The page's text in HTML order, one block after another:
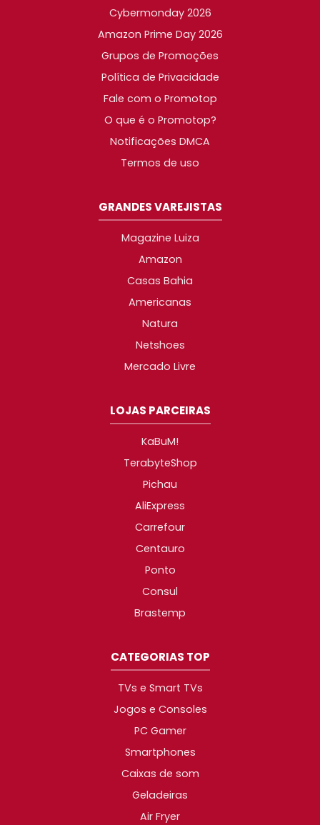
Cybermonday 2026
Amazon Prime Day 2026
Grupos de Promoções
Política de Privacidade
Fale com o Promotop
O que é o Promotop?
Notificações DMCA
Termos de uso
GRANDES VAREJISTAS
Magazine Luiza
Amazon
Casas Bahia
Americanas
Natura
Netshoes
Mercado Livre
LOJAS PARCEIRAS
KaBuM!
TerabyteShop
Pichau
AliExpress
Carrefour
Centauro
Ponto
Consul
Brastemp
CATEGORIAS TOP
TVs e Smart TVs
Jogos e Consoles
PC Gamer
Smartphones
Caixas de som
Geladeiras
Air Fryer